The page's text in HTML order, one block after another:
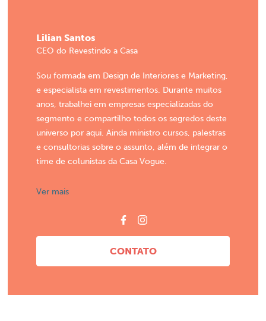
Lilian Santos
CEO do Revestindo a Casa
Sou formada em Design de Interiores e Marketing,
e especialista em revestimentos. Durante muitos
anos, trabalhei em empresas especializadas do
segmento e compartilho todos os segredos deste
universo por aqui. Ainda ministro cursos, palestras
e consultorias sobre o assunto, além de integrar o
time de colunistas da Casa Vogue.
Ver mais
CONTATO